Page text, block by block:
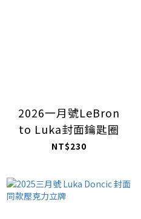
2026一月號LeBron
to Luka封面鑰匙圈
NT$230